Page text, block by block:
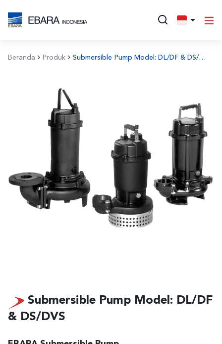
Beranda Produk Submersible Pump Model: DL/DF & DS/DVS
Submersible Pump Model: DL/DF
& DS/DVS